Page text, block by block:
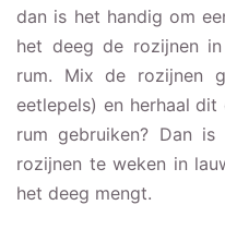
dan is het handig om
het deeg de rozijnen
rum. Mix de rozijnen
eetlepels) en herhaal
rum gebruiken? Dan
rozijnen te weken in
het deeg mengt.